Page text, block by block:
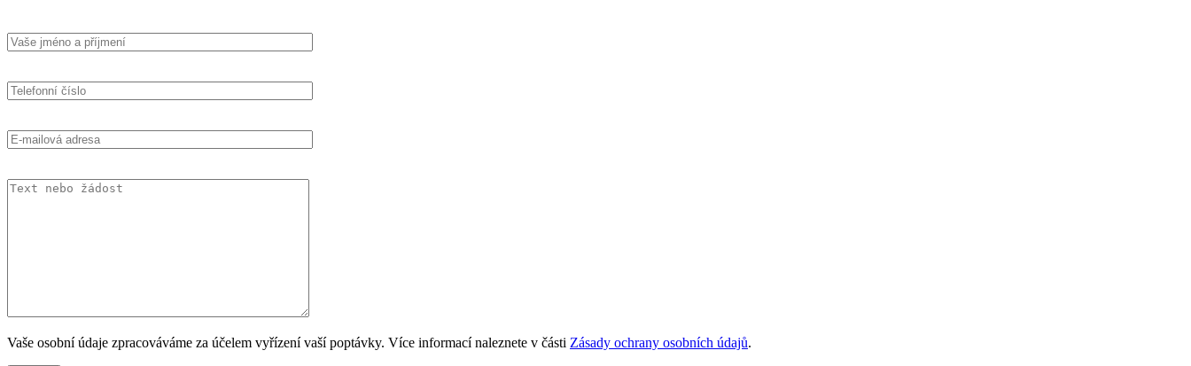
Vaše osobní údaje zpracováváme za účelem vyřízení vaší poptávky. Více informací naleznete v části Zásady ochrany osobních údajů.